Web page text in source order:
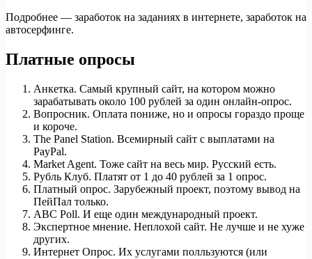
Подробнее — заработок на заданиях в интернете, заработок на
автосерфинге.
Платные опросы
Анкетка. Самый крупный сайт, на котором можно
зарабатывать около 100 рублей за один онлайн-опрос.
Вопросник. Оплата пониже, но и опросы гораздо проще
и короче.
The Panel Station. Всемирный сайт с выплатами на
PayPal.
Market Agent. Тоже сайт на весь мир. Русский есть.
Рубль Клуб. Платят от 1 до 40 рублей за 1 опрос.
Платный опрос. Зарубежный проект, поэтому вывод на
ПейПал только.
ABC Poll. И еще один международный проект.
Экспертное мнение. Неплохой сайт. Не лучше и не хуже
других.
Интернет Опрос. Их услугами полльзуются (или